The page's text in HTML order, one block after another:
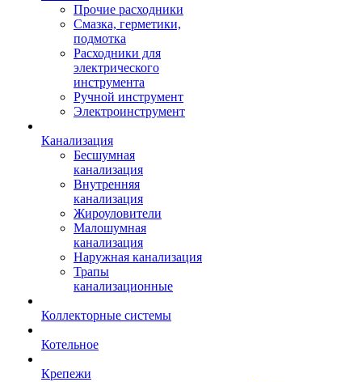
Прочие расходники
Смазка, герметики,
подмотка
Расходники для
электрического
инструмента
Ручной инструмент
Электроинструмент
Канализация
Бесшумная
канализация
Внутренняя
канализация
Жироуловители
Малошумная
канализация
Наружная канализация
Трапы
канализационные
Коллекторные системы
Котельное
Крепежи